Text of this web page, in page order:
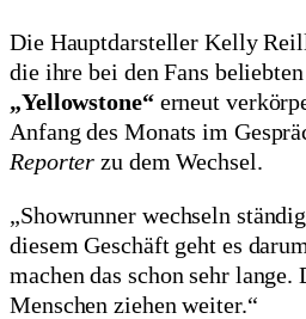
Die Hauptdarsteller Kelly
die ihre bei den Fans
„Yellowstone“erneut
Anfang des Monats im
Reporter zu dem Wechsel.
„Showrunner wechseln
diesem Geschäft geht es
machen das schon sehr
Menschen ziehen weiter.“